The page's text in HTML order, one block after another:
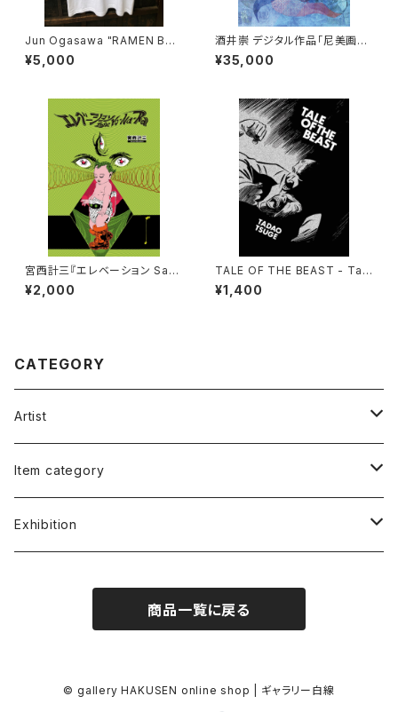
Jun Ogasawa "RAMEN BAR
無垢 MUKU" Tシャツ
¥5,000
酒井崇 デジタル作品「尼美画
（あまびえ）」ジークレー
¥35,000
宮西計三『エレベーション Sa・Y
o・Na・Ra』
¥2,000
TALE OF THE BEAST - Tad
ao Tsuge
¥1,400
CATEGORY
Artist
福谷たかし Takashi Fukutani
小笠原 純 Jun Ogasawara
原葉太 Hara Youta
ケロッピー前田 "Keroppy" Maeda
Item category
書籍 Books
版画 Screen Print
写真 Photo
Exhibition
安部コウセイ イラスト展
小笠原純「JUN'S LIFE」
商品一覧に戻る
© gallery HAKUSEN online shop | ギャラリー白線